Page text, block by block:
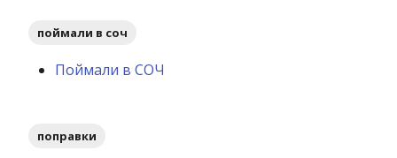
поймали в соч
Поймали в СОЧ
поправки